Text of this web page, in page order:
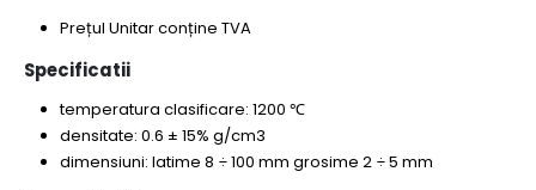
Prețul Unitar conține TVA
Specificatii
temperatura clasificare: 1200 ℃
densitate: 0.6 ± 15% g/cm3
dimensiuni: latime 8 ÷ 100 mm grosime 2 ÷ 5 mm